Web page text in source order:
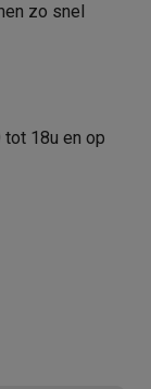
zo snel
18u en op